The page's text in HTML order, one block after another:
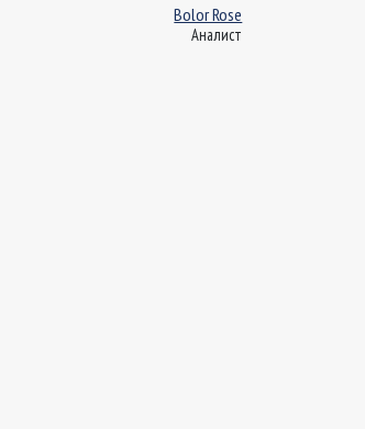
Bolor Rose
Аналист